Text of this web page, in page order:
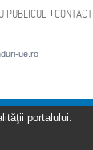
PUBLICUL CONTACT
ue.ro
portalului.